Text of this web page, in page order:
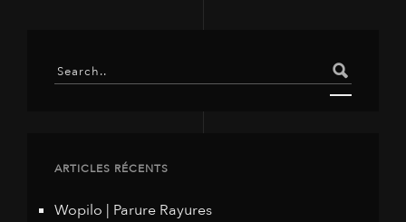
ARTICLES RÉCENTS
Wopilo | Parure Rayures